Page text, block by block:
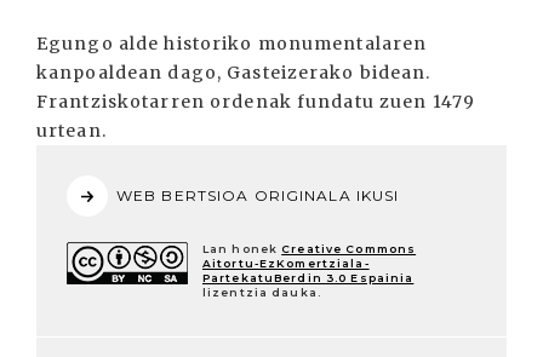
Egungo alde historiko monumentalaren
kanpoaldean dago, Gasteizerako bidean.
Frantziskotarren ordenak fundatu zuen 1479
urtean.
WEB BERTSIOA ORIGINALA IKUSI
Lan honek Creative Commons
Aitortu-EzKomertziala-
PartekatuBerdin 3.0 Espainia
lizentzia dauka.